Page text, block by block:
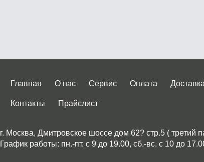
Главная О нас Сервис Оплата
Контакты Прайслист
г. Москва, Дмитровское шоссе дом 62? стр.5 ( третий
График работы: пн.-пт. с 9 до 19.00, сб.-вс. с 10 до